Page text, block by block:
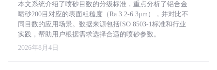
本文系统介绍了喷砂目数的分级标准，重点分析了铝合金
喷砂200目对应的表面粗糙度（Ra 3.2-6.3μm），并对比不
同目数的应用场景。数据来源包括ISO 8503-1标准和行业
实践，帮助用户根据需求选择合适的喷砂参数。
2026年8月4日